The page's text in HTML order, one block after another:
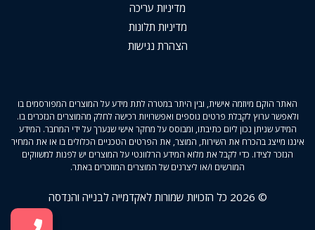
מדיניות עריכה
מדיניות תלונות
הצהרת נגישות
האתר הוקם מיוזמה אישית, ובין היתר במטרה לתת מידע על המוצרים המפורסמים בו
ולאפשר ערוץ לקבלת פרטים נוספים ואפשרויות רכישה לחלק מהמוצרים הנזכרים בו.
המידע שניתן נכון ליום כתיבתו, ומבוסס על מחקר אישי שנערך על ידי המחבר. המידע
איננו מייצג בהכרח את השירות, המוצר, את הפרטים הטכניים הכלולים בו או את המחיר
הנזכר לצידו. כדי לקבל את מלוא המידע הרלוונטי על המוצרים יש לפנות למשווקים
המורשים ו/או ליצרנים של המוצרים המוזכרים באתר.
© 2026 כל הזכויות שמורות לאקדמייה לבנייה והנדסה